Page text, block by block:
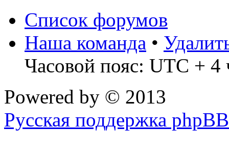
Список форумов
Наша команда •
Часовой пояс: UTC + 4
Powered by © 2013
Русская поддержка phpBB